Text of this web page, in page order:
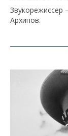
Звукорежиссер
Архипов.